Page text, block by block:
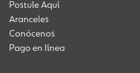
Postule Aquí
Aranceles
Conócenos
Pago en línea